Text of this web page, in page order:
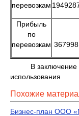
перевозкам
Прибыль
по
перевозкам
В заключение
использования
Похожие
Бизнес-план ООО